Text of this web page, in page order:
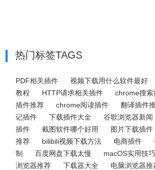
热门标签TAGS
PDF相关插件
视频下载用什么软件最好
教程
HTTP请求相关插件 chrome搜索
插件推荐
chrome阅读插件 翻译插件
记插件
下载插件大全 谷歌浏览器新闻
插件
截图软件哪个好用 图片下载插件
推荐
bilibili视频下载方法 电商插件
制
百度网盘下载太慢 macOS实用技巧
浏览器推荐
下载器大全 电脑浏览器推